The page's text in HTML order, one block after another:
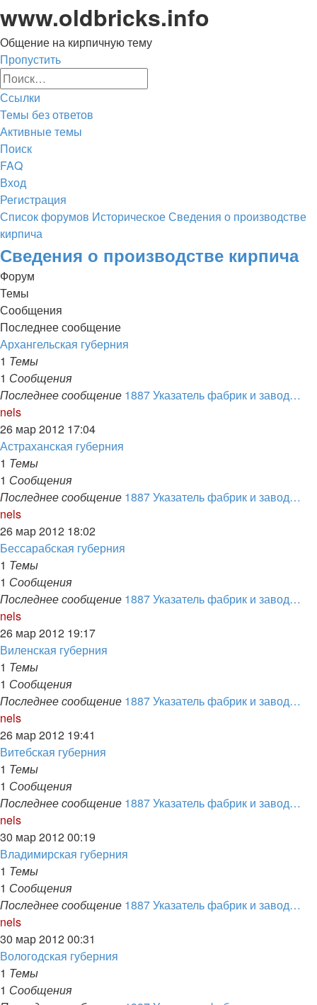
www.oldbricks.info
Общение на кирпичную тему
Пропустить
Ссылки
Темы без ответов
Активные темы
Поиск
FAQ
Вход
Регистрация
Список форумов ИсторическоеСведения о производстве
кирпича
Поиск
Сведения о производстве кирпича
Форум
Темы
Сообщения
Последнее сообщение
Архангельская губерния
1 Темы
1 Сообщения
Последнее сообщение 1887 Указатель фабрик и завод…
nelsПерейти
к
последнему
сообщению
26 мар 2012 17:04
Астраханская губерния
1 Темы
1 Сообщения
Последнее сообщение 1887 Указатель фабрик и завод…
nelsПерейти
к
последнему
сообщению
26 мар 2012 18:02
Бессарабская губерния
1 Темы
1 Сообщения
Последнее сообщение 1887 Указатель фабрик и завод…
nelsПерейти
к
последнему
сообщению
26 мар 2012 19:17
Виленская губерния
1 Темы
1 Сообщения
Последнее сообщение 1887 Указатель фабрик и завод…
nelsПерейти
к
последнему
сообщению
26 мар 2012 19:41
Витебская губерния
1 Темы
1 Сообщения
Последнее сообщение 1887 Указатель фабрик и завод…
nelsПерейти
к
последнему
сообщению
30 мар 2012 00:19
Владимирская губерния
1 Темы
1 Сообщения
Последнее сообщение 1887 Указатель фабрик и завод…
nelsПерейти
к
последнему
сообщению
30 мар 2012 00:31
Вологодская губерния
1 Темы
1 Сообщения